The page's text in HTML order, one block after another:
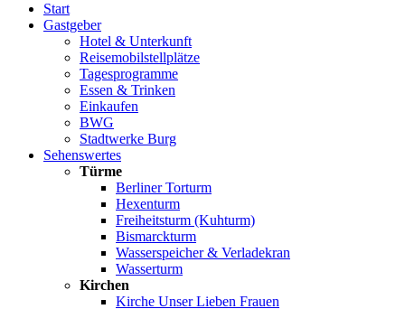
Start
Gastgeber
Hotel & Unterkunft
Reisemobilstellplätze
Tagesprogramme
Essen & Trinken
Einkaufen
BWG
Stadtwerke Burg
Sehenswertes
Türme
Berliner Torturm
Hexenturm
Freiheitsturm (Kuhturm)
Bismarckturm
Wasserspeicher & Verladekran
Wasserturm
Kirchen
Kirche Unser Lieben Frauen